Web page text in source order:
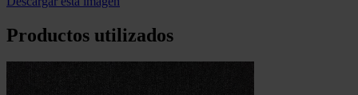
Productos utilizados